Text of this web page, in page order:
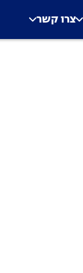
צרו קשר